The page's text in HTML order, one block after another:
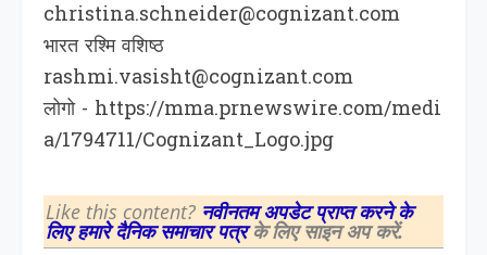
christina.schneider@cognizant.com
भारत रश्‍मि वशिष्‍ठ
rashmi.vasisht@cognizant.com
लोगो - https://mma.prnewswire.com/medi
a/1794711/Cognizant_Logo.jpg
Like this content? नवीनतम अपडेट प्राप्त करने के
लिए हमारे दैनिक समाचार पत्रके लिए साइन अप करें.